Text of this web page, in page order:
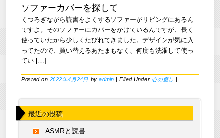
ソファーカバーを探して
くつろぎながら読書をよくするソファーがリビングにあるん
ですよ。そのソファーにカバーをかけているんですが、長く
使っていたから少しくたびれてきました。デザインが気に入
ってたので、買い替えるあたまもなく、何度も洗濯して使っ
てい […]
Posted on 2022年4月24日 byadmin |Filed Under 心の癒し |
最近の投稿
ASMRと読書